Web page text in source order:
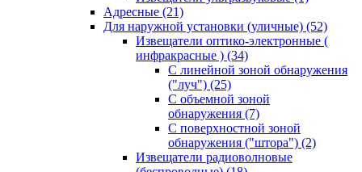
Адресные (21)
Для наружной установки (уличные) (52)
Извещатели оптико-электронные (
инфракрасные ) (34)
С линейной зоной обнаружения
("луч") (25)
С объемной зоной
обнаружения (7)
С поверхностной зоной
обнаружения ("штора") (2)
Извещатели радиоволновые